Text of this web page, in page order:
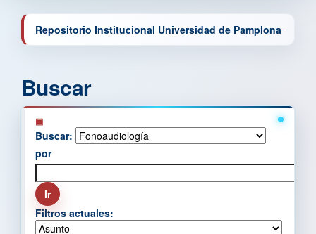
Repositorio Institucional Universidad de Pamplona
Buscar
Buscar:
por
Filtros actuales: